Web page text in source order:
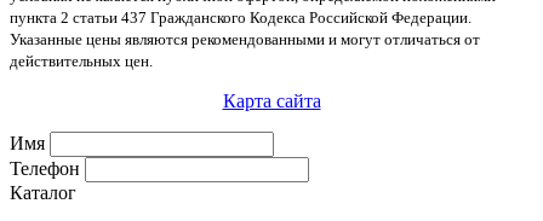
пункта 2 статьи 437 Гражданского Кодекса Российской Федерации.
Указанные цены являются рекомендованными и могут отличаться от
действительных цен.
Карта сайта
Имя
Телефон
Каталог